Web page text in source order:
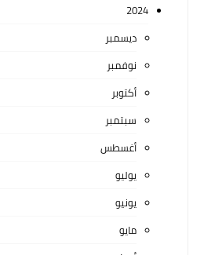
2024
ديسمبر
نوفمبر
أكتوبر
سبتمبر
أغسطس
يوليو
يونيو
مايو